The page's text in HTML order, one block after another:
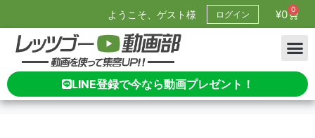
ようこそ、ゲスト様 ログイン ¥0 0
LINE登録で今なら動画プレゼント！